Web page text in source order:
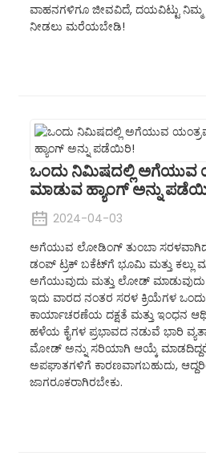
ವಾಹನಗಳಿಗೂ ಜೀವವಿದೆ, ದಯವಿಟ್ಟು ನಿಮ್ಮ
ನೀಡಲು ಮರೆಯಬೇಡಿ!
ಒಂದು ನಿಮಿಷದಲ್ಲಿ ಅಗೆಯುವ
ಮಾಡುವ ಹ್ಯಾಂಗ್ ಅನ್ನು
2024-04-03
ಅಗೆಯುವ ಲೋಡಿಂಗ್ ತುಂಬಾ ಸರಳವಾಗಿದೆ
ಡಂಪ್ ಟ್ರಕ್ ಬಕೆಟ್‌ಗೆ ಭೂಮಿ ಮತ್ತು ಕಲ್ಲು
ಅಗೆಯುವುದು ಮತ್ತು ಲೋಡ್ ಮಾಡುವುದು
ಇದು ವಾರದ ನಂತರ ಸರಳ ಕ್ರಿಯೆಗಳ
ಕಾರ್ಯಾಚರಣೆಯ ದಕ್ಷತೆ ಮತ್ತು ಇಂಧನ
ಹಳೆಯ ಕೈಗಳ ಪ್ರಭಾವದ ನಡುವೆ ಭಾರಿ
ಮೋಡ್ ಅನ್ನು ಸರಿಯಾಗಿ ಆಯ್ಕೆ ಮಾಡದಿದ್ದರೆ,
ಅಪಘಾತಗಳಿಗೆ ಕಾರಣವಾಗಬಹುದು,
ಜಾಗರೂಕರಾಗಿರಬೇಕು.